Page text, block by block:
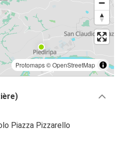
Protomaps©OpenStreetMap
Piazza Pizzarello